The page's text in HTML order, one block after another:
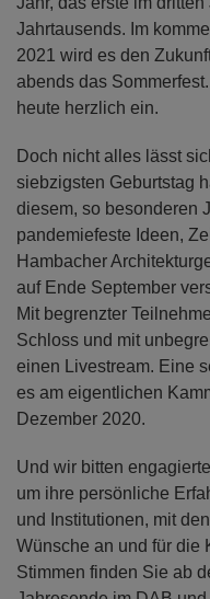
Jahrtausends. Im
2021 wird es den
abends das
heute herzlich ein.
Doch nicht alles lässt
siebzigsten Geburtstag
diesem, so besonderen
pandemiefeste Ideen,
Hambacher
auf Ende September
Mit begrenzter
Schloss und mit
einen Livestream. Eine
es am eigentlichen
Dezember 2020.
Und wir bitten
um ihre persönliche
und Institutionen, mit
Wünsche an und für die
Stimmen finden Sie ab